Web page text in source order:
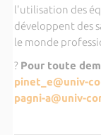
l'utilisation des
développent des
le monde
? Pour toute
pinet_e@univ-
pagni-a@univ-